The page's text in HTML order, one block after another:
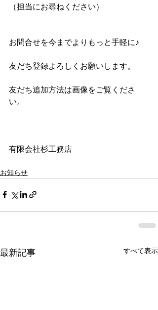
（担当にお尋ねください）
お問合せを今までよりもっと手軽に♪
友だち登録よろしくお願いします。
友だち追加方法は画像をご覧くださ
い。
有限会社杉工務店
お知らせ
最新記事 すべて表示